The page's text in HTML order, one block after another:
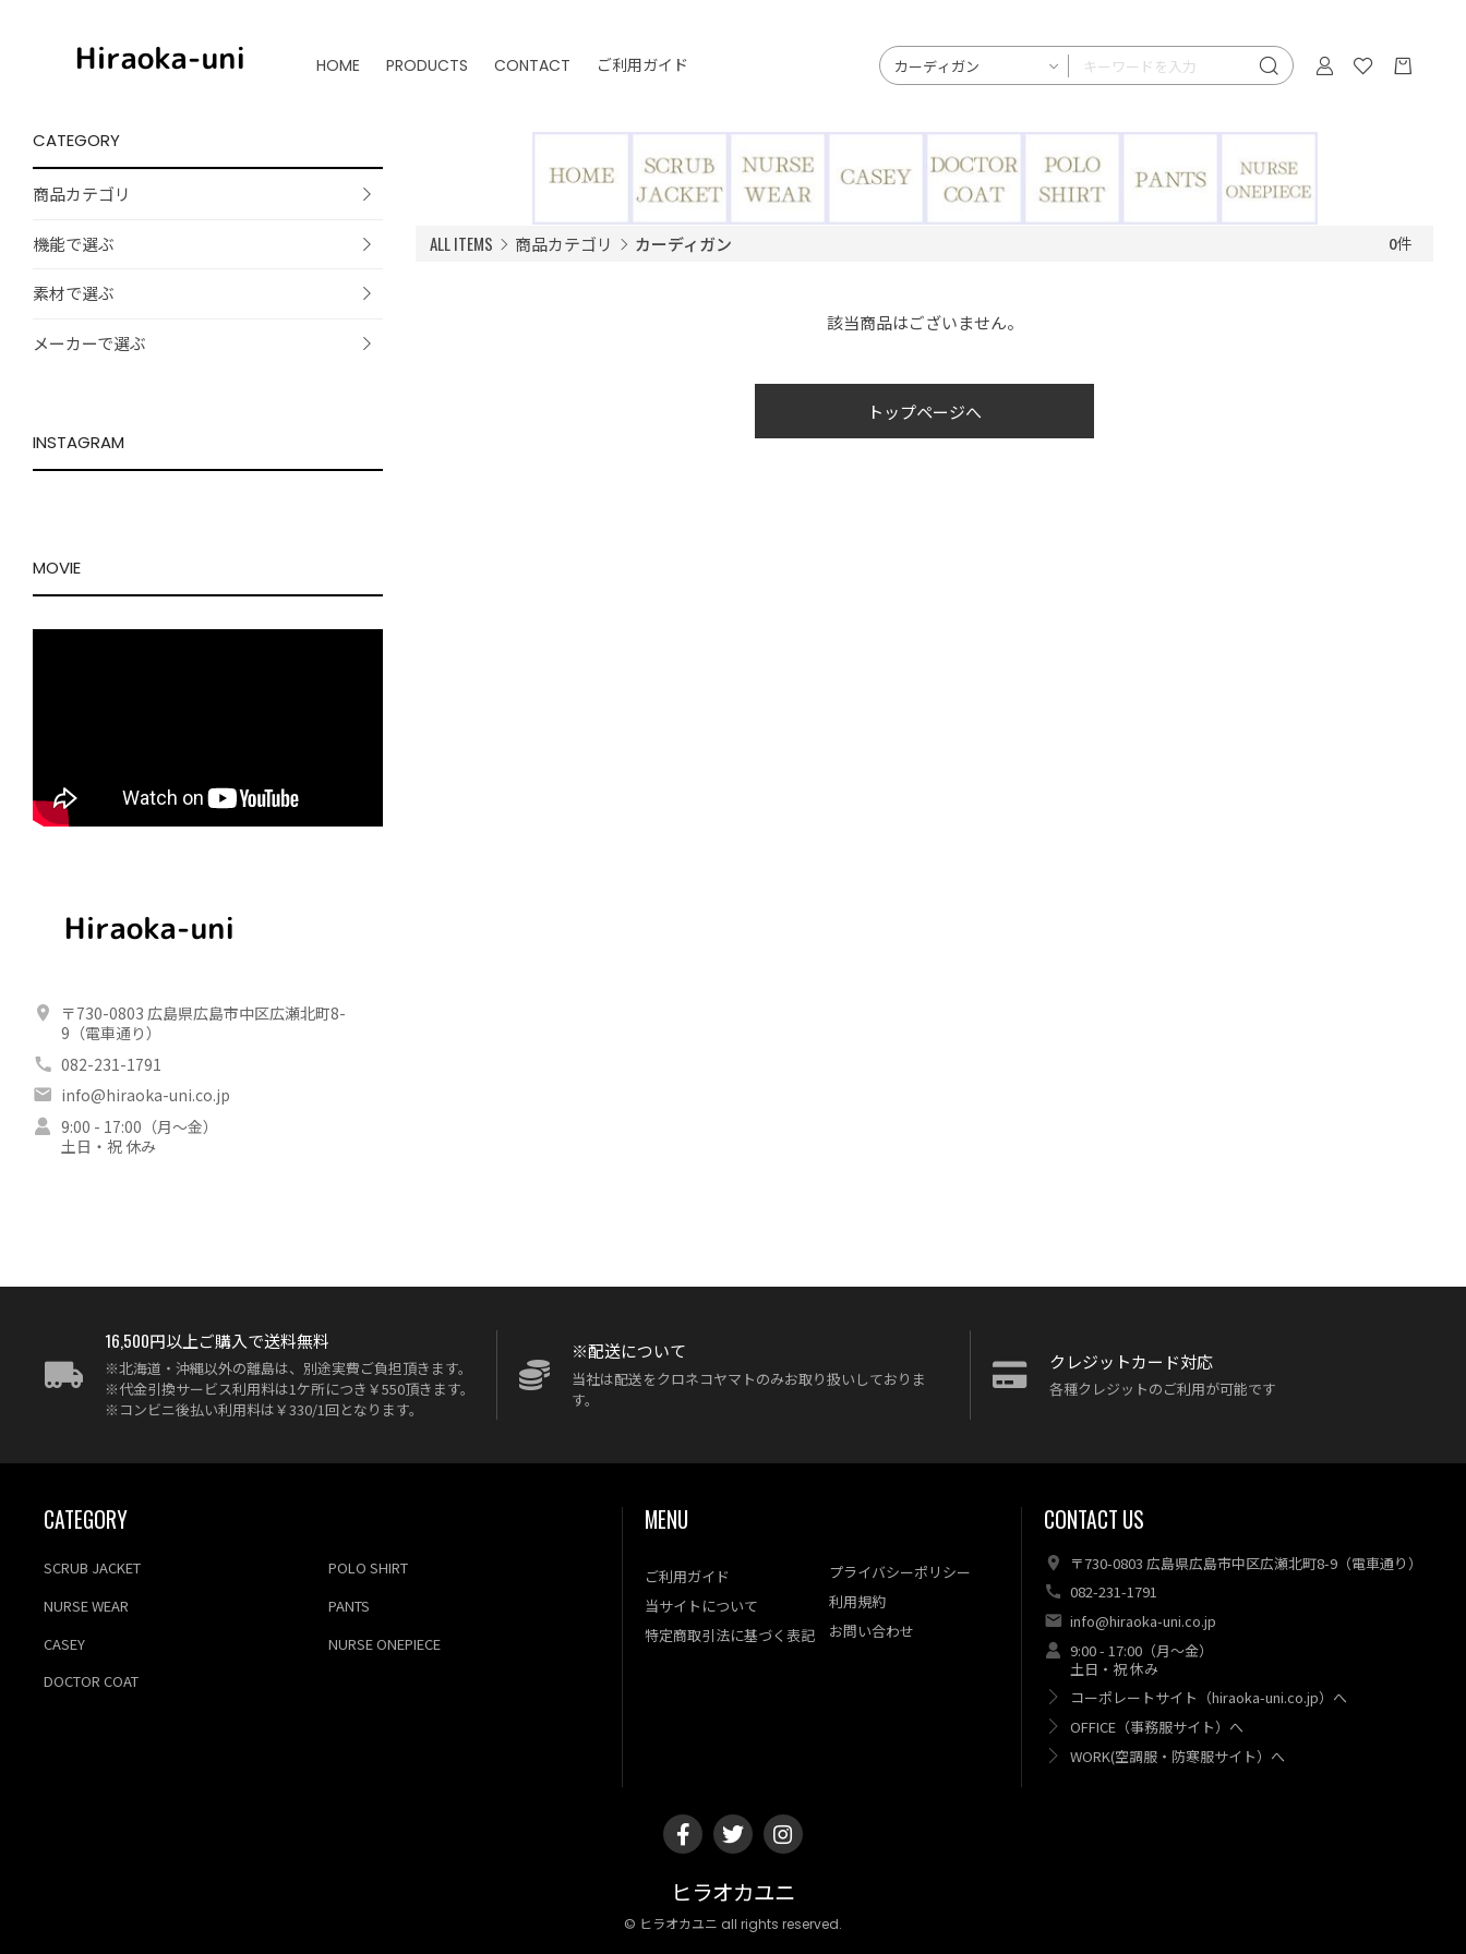
HOME PRODUCTS CONTACT ご利用ガイド
CATEGORY
商品カテゴリ
機能で選ぶ
素材で選ぶ
メーカーで選ぶ
INSTAGRAM
MOVIE
〒730-0803 広島県広島市中区広瀬北町8-
9（電車通り）
082-231-1791
info@hiraoka-uni.co.jp
9:00 - 17:00（月～金）
土日・祝 休み
ALL ITEMS 商品カテゴリ カーディガン 0件
該当商品はございません。
トップページへ
16,500円以上ご購入で送料無料
※北海道・沖縄以外の離島は、別途実費ご負担頂きます。
※代金引換サービス利用料は1ケ所につき￥550頂きます。
※コンビニ後払い利用料は￥330/1回となります。
※配送について
当社は配送をクロネコヤマトのみお取り扱いしておりま
す。
クレジットカード対応
各種クレジットのご利用が可能です
CATEGORY
SCRUB JACKET
NURSE WEAR
CASEY
DOCTOR COAT
POLO SHIRT
PANTS
NURSE ONEPIECE
MENU
ご利用ガイド
当サイトについて
特定商取引法に基づく表記
プライバシーポリシー
利用規約
お問い合わせ
CONTACT US
〒730-0803 広島県広島市中区広瀬北町8-9（電車通り）
082-231-1791
info@hiraoka-uni.co.jp
9:00 - 17:00（月～金）
土日・祝 休み
コーポレートサイト（hiraoka-uni.co.jp）へ
OFFICE（事務服サイト）へ
WORK(空調服・防寒服サイト）へ
ヒラオカユニ
© ヒラオカユニ all rights reserved.